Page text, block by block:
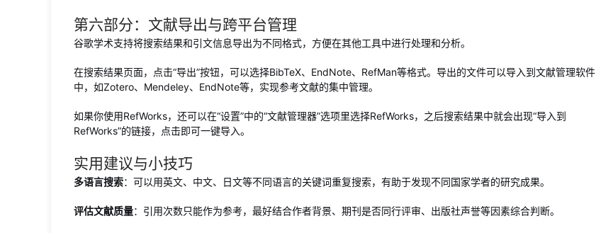
第六部分：文献导出与跨平台管理
谷歌学术支持将搜索结果和引文信息导出为不同格式，方便在其他工具中进行处理和分析。
在搜索结果页面，点击“导出”按钮，可以选择BibTeX、EndNote、RefMan等格式。导出的文件可以导入到文献管理软件
中，如Zotero、Mendeley、EndNote等，实现参考文献的集中管理。
如果你使用RefWorks，还可以在“设置”中的“文献管理器”选项里选择RefWorks，之后搜索结果中就会出现“导入到
RefWorks”的链接，点击即可一键导入。
实用建议与小技巧
多语言搜索：可以用英文、中文、日文等不同语言的关键词重复搜索，有助于发现不同国家学者的研究成果。
评估文献质量：引用次数只能作为参考，最好结合作者背景、期刊是否同行评审、出版社声誉等因素综合判断。